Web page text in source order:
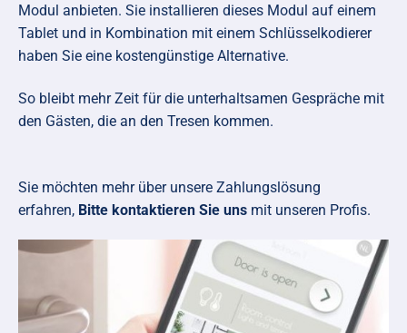
Modul anbieten. Sie installieren dieses Modul auf einem
Tablet und in Kombination mit einem Schlüsselkodierer
haben Sie eine kostengünstige Alternative.
So bleibt mehr Zeit für die unterhaltsamen Gespräche mit
den Gästen, die an den Tresen kommen.
Sie möchten mehr über unsere Zahlungslösung
erfahren, Bitte kontaktieren Sie uns mit unseren Profis.